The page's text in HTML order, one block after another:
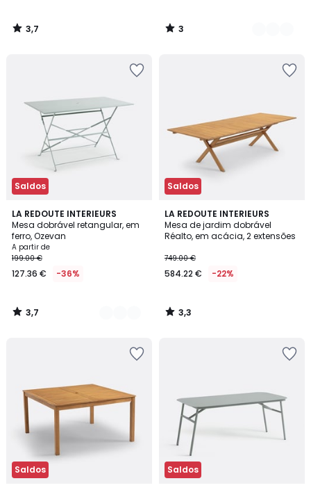
de
419.00
aplicado.
3,7
/
3
/
Saldos
LA REDOUTE INTERIEURS
Mesa dobrável retangular, em
ferro, Ozevan
A partir de
199.00 €
127.36 € -36%
3,7
/ 5
5
Cores
3,7
/
Saldos
LA REDOUTE INTERIEURS
Mesa de jardim dobrável
Réalto, em acácia, 2 extensões
749.00 €
584.22 € -22%
3,3
/ 5
3,3
/
Saldos Saldos